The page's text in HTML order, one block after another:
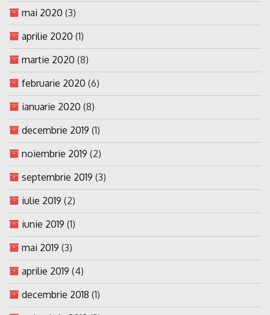
mai 2020 (3)
aprilie 2020 (1)
martie 2020 (8)
februarie 2020 (6)
ianuarie 2020 (8)
decembrie 2019 (1)
noiembrie 2019 (2)
septembrie 2019 (3)
iulie 2019 (2)
iunie 2019 (1)
mai 2019 (3)
aprilie 2019 (4)
decembrie 2018 (1)